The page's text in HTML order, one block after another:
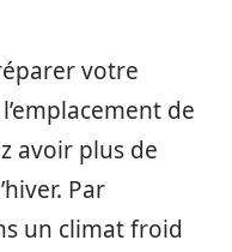
votre
de
avoir plus de
Par
un climat froid